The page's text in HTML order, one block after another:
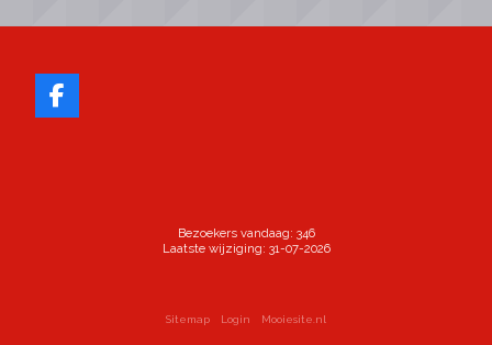
Bezoekers vandaag: 346
Laatste wijziging: 31-07-2026
Sitemap Login Mooiesite.nl